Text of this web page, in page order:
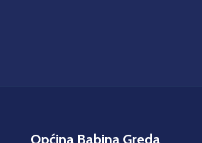
Općina Babina Greda